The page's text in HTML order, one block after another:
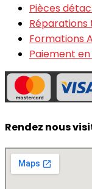
Pièces
Formations
Paiement
Rendez nous